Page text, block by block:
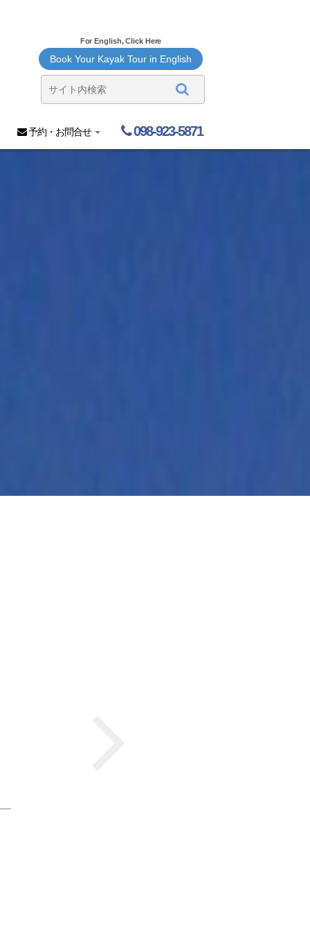
For English, Click Here
Book Your Kayak Tour in English
予約・お問合せ 098-923-5871